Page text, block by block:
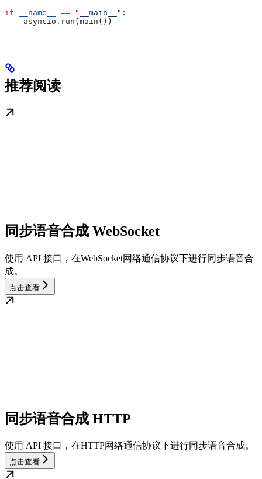
if __name__ == "__main__" :
    asyncio.run(main())
推荐阅读
同步语音合成 WebSocket
使用 API 接口，在WebSocket网络通信协议下进行同步语音合
成。
点击查看
同步语音合成 HTTP
使用 API 接口，在HTTP网络通信协议下进行同步语音合成。
点击查看